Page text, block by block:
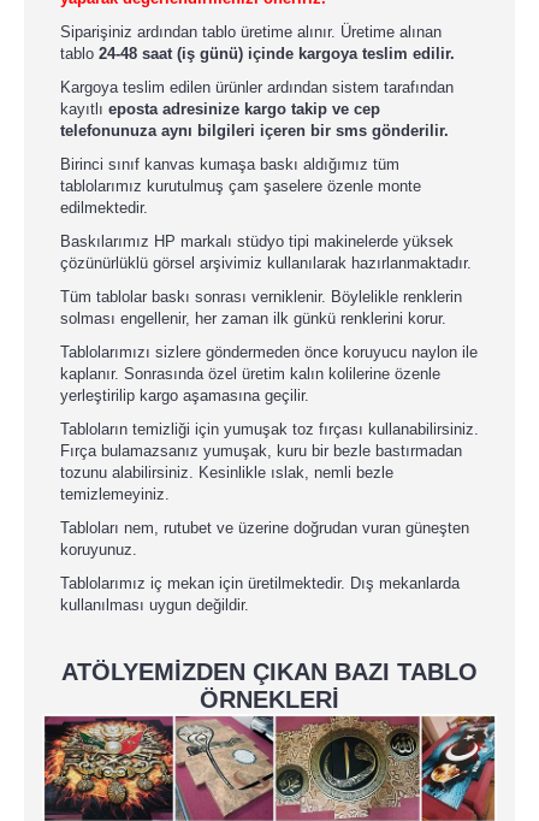
Siparişiniz ardından tablo üretime alınır. Üretime alınan
tablo 24-48 saat (iş günü) içinde kargoya teslim edilir.
Kargoya teslim edilen ürünler ardından sistem tarafından
kayıtlı eposta adresinize kargo takip ve cep
telefonunuza aynı bilgileri içeren bir sms gönderilir.
Birinci sınıf kanvas kumaşa baskı aldığımız tüm
tablolarımız kurutulmuş çam şaselere özenle monte
edilmektedir.
Baskılarımız HP markalı stüdyo tipi makinelerde yüksek
çözünürlüklü görsel arşivimiz kullanılarak hazırlanmaktadır.
Tüm tablolar baskı sonrası verniklenir. Böylelikle renklerin
solması engellenir, her zaman ilk günkü renklerini korur.
Tablolarımızı sizlere göndermeden önce koruyucu naylon ile
kaplanır. Sonrasında özel üretim kalın kolilerine özenle
yerleştirilip kargo aşamasına geçilir.
Tabloların temizliği için yumuşak toz fırçası kullanabilirsiniz.
Fırça bulamazsanız yumuşak, kuru bir bezle bastırmadan
tozunu alabilirsiniz. Kesinlikle ıslak, nemli bezle
temizlemeyiniz.
Tabloları nem, rutubet ve üzerine doğrudan vuran güneşten
koruyunuz.
Tablolarımız iç mekan için üretilmektedir. Dış mekanlarda
kullanılması uygun değildir.
ATÖLYEMİZDEN ÇIKAN BAZI TABLO
ÖRNEKLERİ